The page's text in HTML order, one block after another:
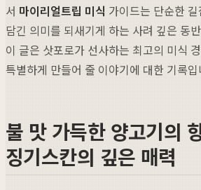
서 마이리얼트립 미식 가이드는 단순한
담긴 의미를 되새기게 하는 사려 깊은 동
이 글은 삿포로가 선사하는 최고의 미식
특별하게 만들어 줄 이야기에 대한 기록
불 맛 가득한 양고기의
징기스칸의 깊은 매력